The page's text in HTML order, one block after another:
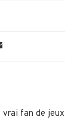
vrai fan de jeux